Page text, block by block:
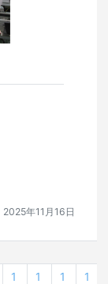
2025年11月16日
1
1
1
1